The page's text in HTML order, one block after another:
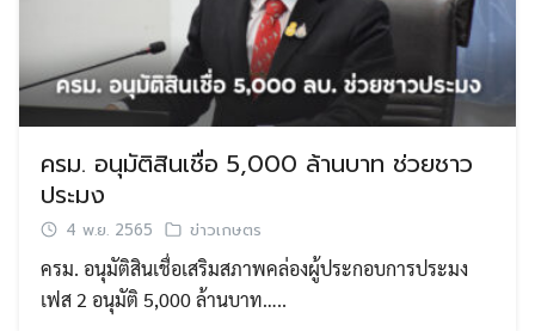
ครม. อนุมัติสินเชื่อ 5,000 ล้านบาท ช่วยชาว
ประมง
4 พ.ย. 2565 ข่าวเกษตร
ครม. อนุมัติสินเชื่อเสริมสภาพคล่องผู้ประกอบการประมง
เฟส 2 อนุมัติ 5,000 ล้านบาท…..